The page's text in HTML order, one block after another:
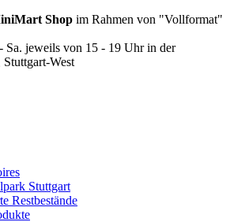
Shop im Rahmen von "Vollformat"
Sa. jeweils von 15 - 19 Uhr in der
Stuttgart-West
Stuttgart
Restbestände